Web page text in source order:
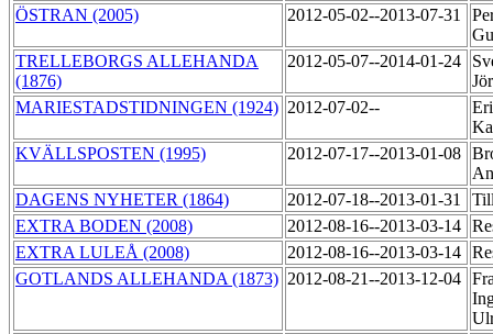
ÖSTRAN (2005)
2012-05-02--2013-07-31
TRELLEBORGS ALLEHANDA
(1876)
2012-05-07--2014-01-24
MARIESTADSTIDNINGEN (1924) 2012-07-02--
KVÄLLSPOSTEN (1995)
2012-07-17--2013-01-08
DAGENS NYHETER (1864)
2012-07-18--2013-01-31
EXTRA BODEN (2008)
2012-08-16--2013-03-14
EXTRA LULEÅ (2008)
2012-08-16--2013-03-14
GOTLANDS ALLEHANDA (1873) 2012-08-21--2013-12-04